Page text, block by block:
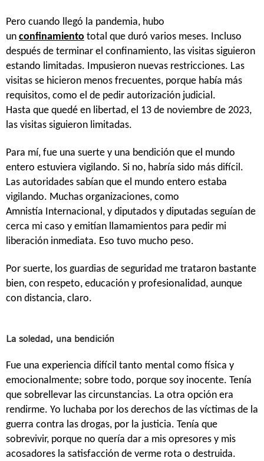
Pero cuando llegó la pandemia, hubo
un confinamiento total que duró varios meses. Incluso
después de terminar el confinamiento, las visitas siguieron
estando limitadas. Impusieron nuevas restricciones. Las
visitas se hicieron menos frecuentes, porque había más
requisitos, como el de pedir autorización judicial.
Hasta que quedé en libertad, el 13 de noviembre de 2023,
las visitas siguieron limitadas.
Para mí, fue una suerte y una bendición que el mundo
entero estuviera vigilando. Si no, habría sido más difícil.
Las autoridades sabían que el mundo entero estaba
vigilando. Muchas organizaciones, como
Amnistía Internacional, y diputados y diputadas seguían de
cerca mi caso y emitían llamamientos para pedir mi
liberación inmediata. Eso tuvo mucho peso.
Por suerte, los guardias de seguridad me trataron bastante
bien, con respeto, educación y profesionalidad, aunque
con distancia, claro.
La soledad, una bendición
Fue una experiencia difícil tanto mental como física y
emocionalmente; sobre todo, porque soy inocente. Tenía
que sobrellevar las circunstancias. La otra opción era
rendirme. Yo luchaba por los derechos de las víctimas de la
guerra contra las drogas, por la justicia. Tenía que
sobrevivir, porque no quería dar a mis opresores y mis
acosadores la satisfacción de verme rota o destruida.